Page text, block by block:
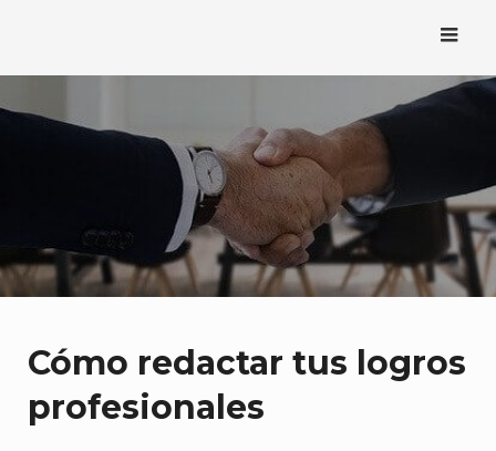
contenido
Cómo redactar tus logros
profesionales